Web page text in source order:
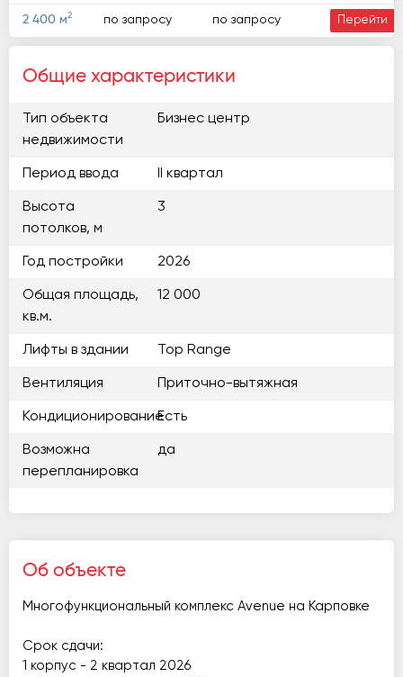
2 400 м2 по запросу по запросу Перейти
Общие характеристики
Тип объекта
недвижимости
Бизнес центр
Период ввода II квартал
Высота
потолков, м
3
Год постройки 2026
Общая площадь,
кв.м.
12 000
Лифты в здании Top Range
Вентиляция Приточно-вытяжная
КондиционированиеЕсть
Возможна
перепланировка
да
Об объекте
Многофункциональный комплекс Avenue на Карповке
Срок сдачи:
1 корпус - 2 квартал 2026